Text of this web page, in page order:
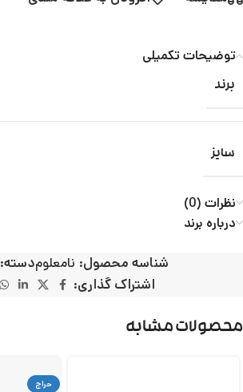
توضیحات تکمیلی
برند
سایز
نظرات (0)
درباره برند
شناسه محصول: نامعلومدسته:
اشتراک گذاری:
محصولات مشابه
حراج